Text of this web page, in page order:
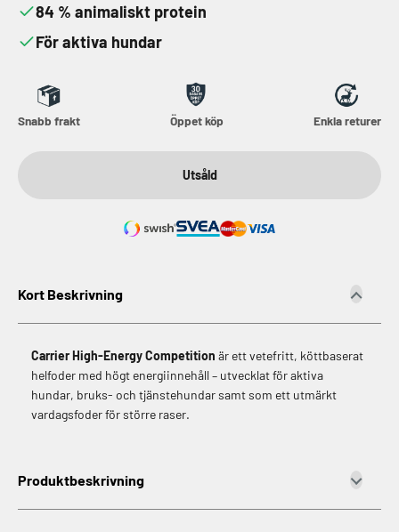
84 % animaliskt protein
För aktiva hundar
Snabb frakt Öppet köp Enkla returer
Utsåld
Kort Beskrivning
Carrier High-Energy Competition är ett vetefritt, köttbaserat
helfoder med högt energiinnehåll – utvecklat för aktiva
hundar, bruks- och tjänstehundar samt som ett utmärkt
vardagsfoder för större raser.
Produktbeskrivning